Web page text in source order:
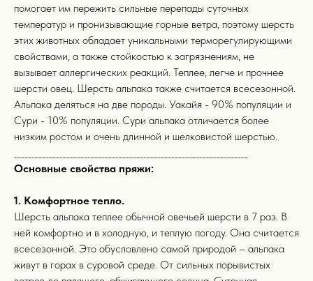
помогает им пережить сильные перепады суточных
температур и пронизывающие горные ветра, поэтому шерсть
этих животных обладает уникальными терморегулирующими
свойствами, а также стойкостью к загрязнениям, не
вызывает аллергических реакций. Теплее, легче и прочнее
шерсти овец. Шерсть альпака также считается всесезонной.
Альпака деляться на две породы. Уакайя - 90% популяции и
Сури - 10% популяции. Сури альпака отличается более
низким ростом и очень длинной и шелковистой шерстью.
Основные свойства пряжи:
1. Комфортное тепло.
Шерсть альпака теплее обычной овечьей шерсти в 7 раз. В
ней комфортно и в холодную, и теплую погоду. Она считается
всесезонной. Это обусловлено самой природой – альпака
живут в горах в суровой среде. От сильных порывистых